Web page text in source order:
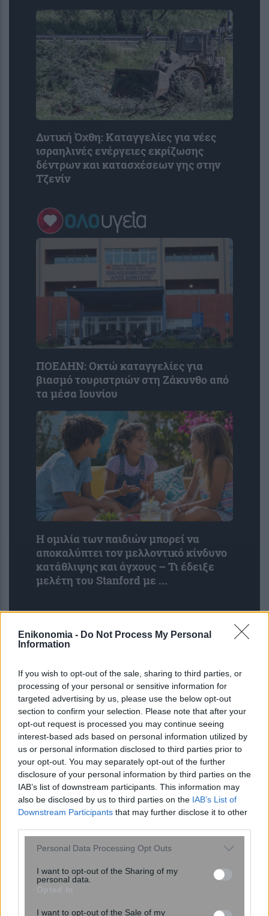
Enikonomia - Do Not Process My Personal
Information
If you wish to opt-out of the sale, sharing to third parties, or
processing of your personal or sensitive information for
targeted advertising by us, please use the below opt-out
section to confirm your selection. Please note that after your
opt-out request is processed you may continue seeing
interest-based ads based on personal information utilized by
us or personal information disclosed to third parties prior to
your opt-out. You may separately opt-out of the further
disclosure of your personal information by third parties on the
IAB’s list of downstream participants. This information may
also be disclosed by us to third parties on the IAB’s List of
Downstream Participants that may further disclose it to other
Please note that this website/app uses one or more Google
not limited to your visit or usage behaviour. You may click to
grant or deny consent to Google and its third-party tags to
consent section.
Personal Data Processing Opt Outs
I want to opt-out of the Sharing of my
personal data.
I want to opt-out of the Sale of my
Δυτική Όχθη: Καταγγελίες για νέες
ισραηλινές ενέργειες εκρίζωσης
δέντρων και κατασχέσεων γης στην
Τζενίν
ΠΟΕΔΗΝ: Οκτώ καταγγελίες για
βιασμό τουριστριών στη Ζάκυνθο από
τα μέσα Ιουνίου
Η ομιλία των παιδιών μπορεί να
αποκαλύπτει τον μελλοντικό κίνδυνο
κατάθλιψης και άγχους – Τι έδειξε
μελέτη του Stanford με ...
Νέος σχεδιασμός καταλύτη βελτιώνει
την παραγωγή αμμωνίας
καταστέλλοντας ανεπιθύμητες
αντιδράσεις